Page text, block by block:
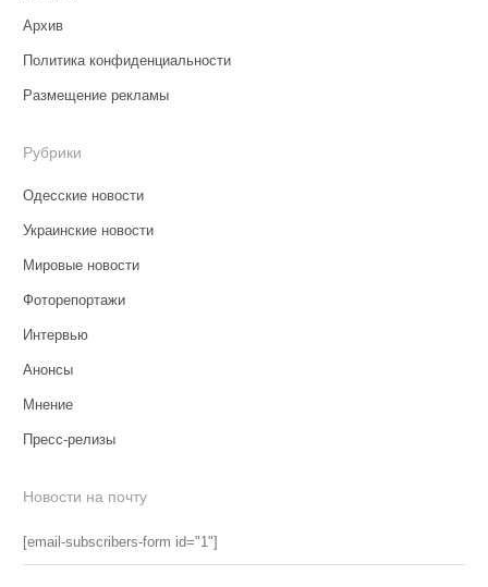
Архив
Политика конфиденциальности
Размещение рекламы
Рубрики
Одесские новости
Украинские новости
Мировые новости
Фоторепортажи
Интервью
Анонсы
Мнение
Пресс-релизы
Новости на почту
[email-subscribers-form id="1"]